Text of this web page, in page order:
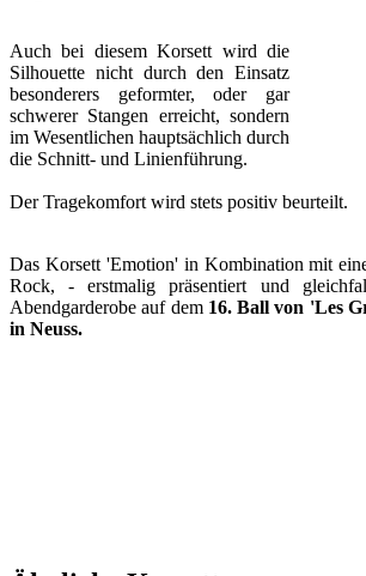
Auch bei diesem Korsett wird die
Silhouette nicht durch den Einsatz
besonderers geformter, oder gar
schwerer Stangen erreicht, sondern
im Wesentlichen hauptsächlich durch
die Schnitt- und Linienführung.
Der Tragekomfort wird stets positiv beurteilt.
Das Korsett 'Emotion' in Kombination mit
Rock, - erstmalig präsentiert und
Abendgarderobe auf dem 16. Ball von 'Les
in Neuss.